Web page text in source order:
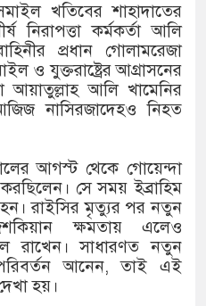
হামের উপসর্গে আরও ৬ প্রাণহানি,
অবশেষে পদত্যাগ করলেন ভারতের
জামায়াত ফেরেশতাদের দল নয়,
খতিবের শাহাদাতের
নিরাপত্তা কর্মকর্তা আলি
প্রধান গোলামরেজা
ও যুক্তরাষ্ট্রের আগ্রাসনের
আয়াতুল্লাহ আলি খামেনির
আজিজ নাসিরজাদেহও নিহত
আগস্ট থেকে গোয়েন্দা
করছিলেন। সে সময় ইব্রাহিম
হন। রাইসির মৃত্যুর পর নতুন
ক্ষমতায় এলেও
রাখেন। সাধারণত নতুন
পরিবর্তন আনেন, তাই এই
হয়।